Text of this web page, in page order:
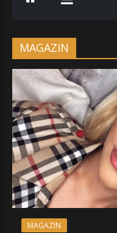
ASCULTA
HITURILE
LA
Radio
Belea
Romania
|
www.radiobelea.ro
MAGAZIN
MAGAZIN